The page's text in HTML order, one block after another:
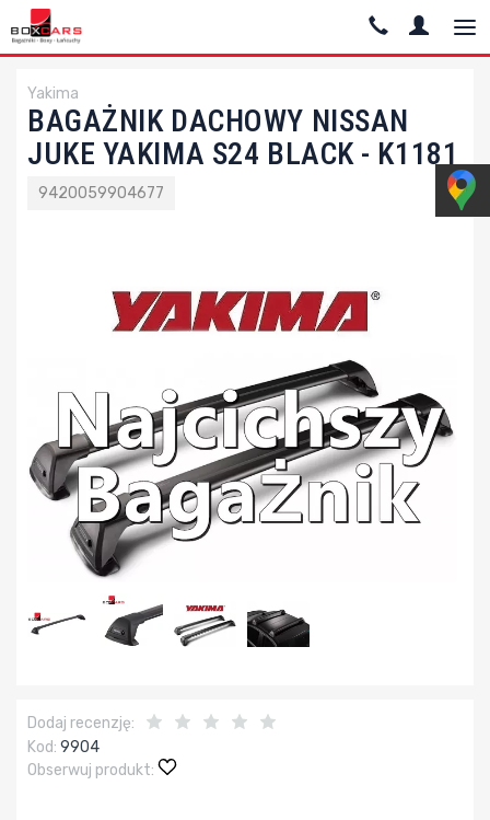
Yakima
BAGAŻNIK DACHOWY NISSAN
JUKE YAKIMA S24 BLACK - K1181
9420059904677
Dodaj recenzję:
Kod: 9904
Obserwuj produkt: